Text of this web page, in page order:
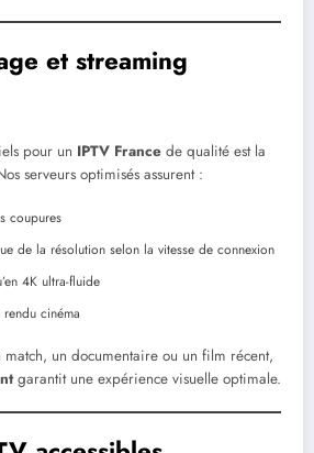
et streaming
pour un IPTV France de qualité est la
serveurs optimisés assurent :
coupures
de la résolution selon la vitesse de connexion
4K ultra-fluide
cinéma
un documentaire ou un film récent,
garantit une expérience visuelle optimale.